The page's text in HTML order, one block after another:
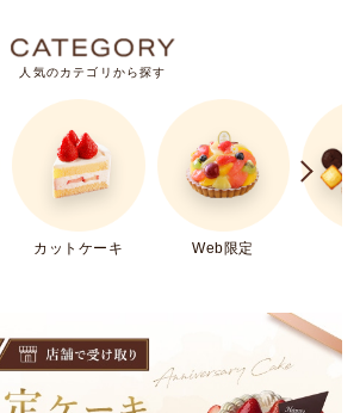
人気のカテゴリから探す
カットケーキ Web限定